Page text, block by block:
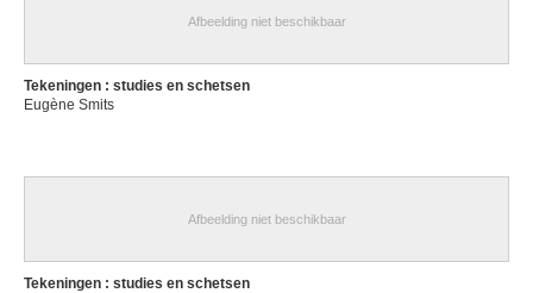
Afbeelding niet beschikbaar
Tekeningen : studies en schetsen
Eugène Smits
Afbeelding niet beschikbaar
Tekeningen : studies en schetsen